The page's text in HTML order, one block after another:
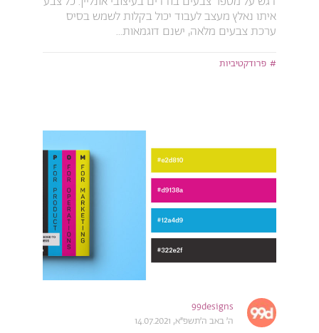
איתו נאלץ מעצב לעבוד יכול בקלות לשמש בסיס
ערכת צבעים מלאה, ישנם דוגמאות...
פרודקטיביות
99designs
ה׳ באב ה׳תשפ״א, 14.07.2021